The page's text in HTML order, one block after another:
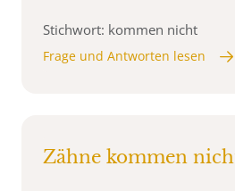
Stichwort: kommen nicht
Frage und Antworten lesen
Zähne kommen